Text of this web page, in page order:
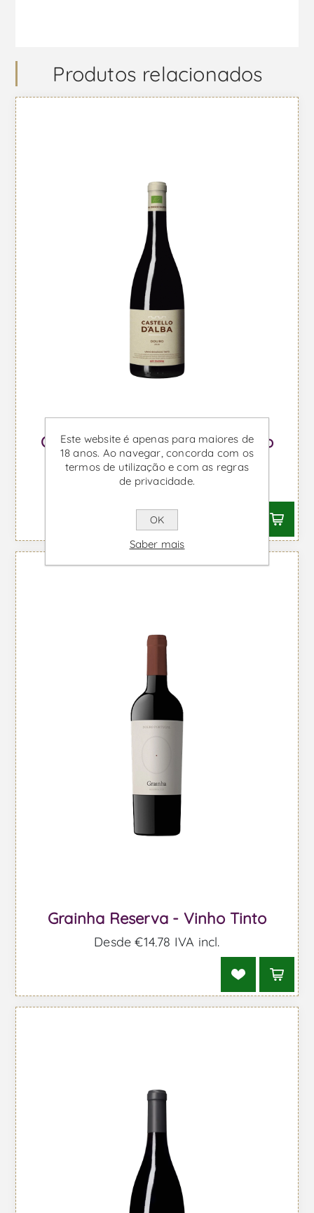
Produtos relacionados
Castello d'Alba Biológico - Vinho
Tinto
Desde €10,86 IVA incl.
Grainha Reserva - Vinho Tinto
Desde €14,78 IVA incl.
Este website é apenas para maiores de
18 anos. Ao navegar, concorda com os
termos de utilização e com as regras
de privacidade.
OK
Saber mais